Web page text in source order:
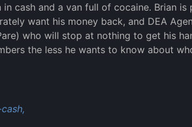
cash and a van full of cocaine. Brian
want his money back, and DEA
who will stop at nothing to get his
the less he wants to know about